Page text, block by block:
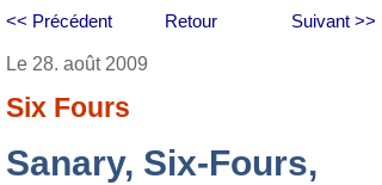
Retour
<< Précédent Suivant >>
Le 28. août 2009
Six Fours
Sanary, Six-Fours,